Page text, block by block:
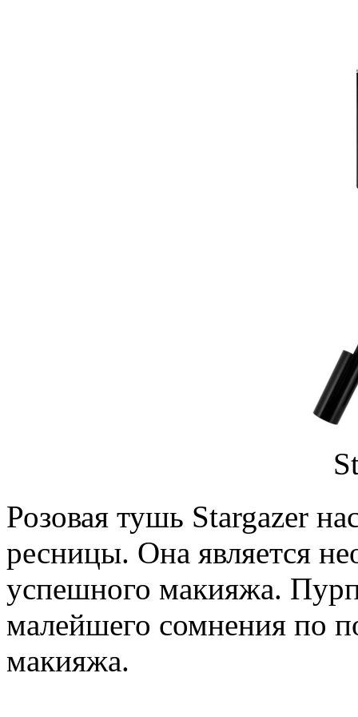
Розовая тушь Stargazer
ресницы. Она является
успешного макияжа.
малейшего сомнения по
макияжа.